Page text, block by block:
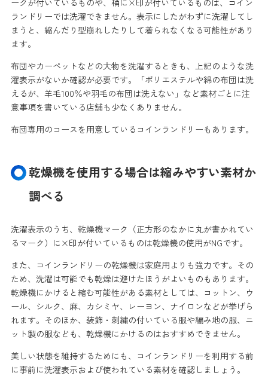
ークが付いているものや、桶に×印が付いているものは、コイン
ランドリーでは洗濯できません。表示にしたがわずに洗濯してし
まうと、縮んだり型崩れしたりして着られなくなる可能性があり
ます。
布団やカーペットなどの大物を洗濯するときも、上記のような洗
濯表示がないか確認が必要です。「ポリエステルや綿の布団は洗
えるが、羊毛100％や羽毛の布団は洗えない」など素材ごとに注
意事項を書いている店舗も少なくありません。
布団専用のコースを用意しているコインランドリーもあります。
乾燥機を使用する場合は縮みやすい素材か
調べる
洗濯表示のうち、乾燥機マーク（正方形のなかに丸が書かれてい
るマーク）に×印が付いているものは乾燥機の使用がNGです。
また、コインランドリーの乾燥機は家庭用よりも強力です。その
ため、洗濯は可能でも乾燥は避けたほうがよいものもあります。
乾燥機にかけると縮む可能性がある素材としては、コットン、ウ
ール、シルク、麻、カシミヤ、レーヨン、ナイロンなどが挙げら
れます。そのほか、装飾・刺繍の付いている服や編み地の服、ニ
ット製の服なども、乾燥機にかけるのはおすすめできません。
美しい状態を維持するためにも、コインランドリーを利用する前
に事前に洗濯表示および使われている素材を確認しましょう。